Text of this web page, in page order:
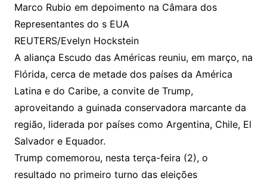
Marco Rubio em depoimento na Câmara dos
Representantes do s EUA
REUTERS/Evelyn Hockstein
A aliança Escudo das Américas reuniu, em março, na
Flórida, cerca de metade dos países da América
Latina e do Caribe, a convite de Trump,
aproveitando a guinada conservadora marcante da
região, liderada por países como Argentina, Chile, El
Salvador e Equador.
Trump comemorou, nesta terça-feira (2), o
resultado no primeiro turno das eleições